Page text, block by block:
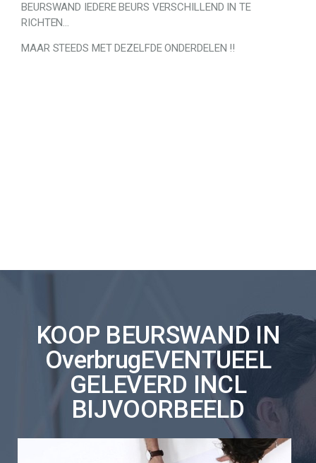
BEURSWAND IEDERE BEURS VERSCHILLEND IN TE
RICHTEN…
MAAR STEEDS MET DEZELFDE ONDERDELEN !!
KOOP BEURSWAND IN
OverbrugEVENTUEEL
GELEVERD INCL
BIJVOORBEELD